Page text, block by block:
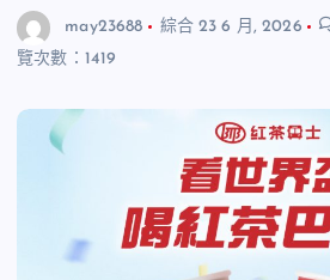
may23688 綜合 23 6 月, 2026
覽次數：1419